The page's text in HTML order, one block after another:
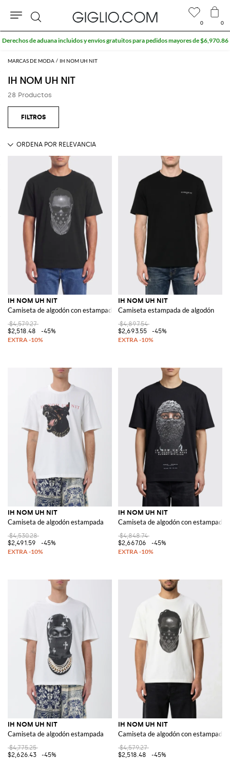
MARCAS DE MODA IH NOM UH NIT
IH NOM UH NIT
28 Productos
IH NOM UH NIT
Camiseta de algodón con estampado gráfico
$4,579.27
$2,518.48
-45%
IH NOM UH NIT
Camiseta estampada de algodón
$4,897.54
$2,693.55
-45%
IH NOM UH NIT
Camiseta de algodón estampada
$4,530.28
$2,491.59
-45%
IH NOM UH NIT
Camiseta de algodón con estampado
$4,848.74
$2,667.06
-45%
IH NOM UH NIT
Camiseta de algodón estampada
$4,775.25
$2,626.43
-45%
IH NOM UH NIT
Camiseta de algodón con estampado
$4,579.27
$2,518.48
-45%
0 0
Buscar
Derechos de aduana incluidos y envíos gratuitos para pedidos mayores de $6,970.86